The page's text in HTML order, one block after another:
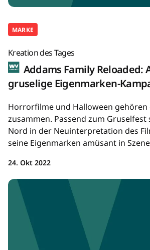
MARKE
Kreation des Tages
Addams Family Reloaded:
gruselige Eigenmarken-
Horrorfilme und Halloween gehören
zusammen. Passend zum Gruselfest
Nord in der Neuinterpretation des
seine Eigenmarken amüsant in
24. Okt 2022